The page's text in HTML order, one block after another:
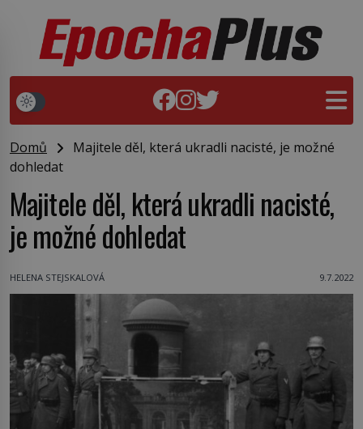
Domů
Majitele děl, která ukradli nacisté, je možné
dohledat
Majitele děl, která ukradli nacisté,
je možné dohledat
HELENA STEJSKALOVÁ 9.7.2022